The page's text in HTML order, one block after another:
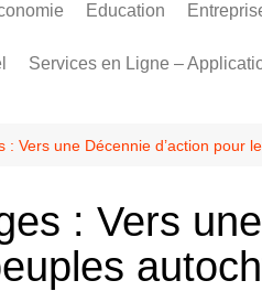
Education
Services en Ligne –
: Vers une Décennie d’action pour
: Vers